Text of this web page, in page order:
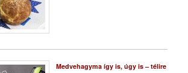
Medvehagyma így is, úgy is – télire